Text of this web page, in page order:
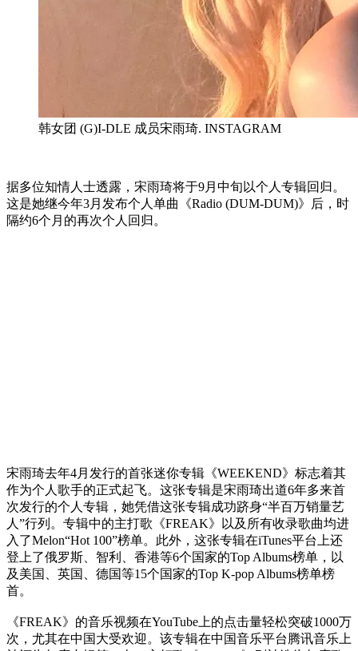
韩女团 (G)I-DLE 成员宋雨琦. INSTAGRAM
据多位知情人士透露，宋雨琦将于9月中旬以个人专辑回归。
这是她继今年3月发布个人单曲《Radio (DUM-DUM)》后，时
隔约6个月的再次个人回归。
宋雨琦去年4月发行的首张迷你专辑《WEEKEND》标志着其
作为个人歌手的正式起飞。这张专辑是宋雨琦出道6年多来首
次发行的个人专辑，她凭借这张专辑成功跻身“半百万销量艺
人”行列。专辑中的主打歌《FREAK》以及所有收录歌曲均进
入了Melon“Hot 100”榜单。此外，这张专辑在iTunes平台上还
登上了俄罗斯、智利、香港等6个国家的Top Albums榜单，以
及美国、英国、德国等15个国家的Top K-pop Albums榜单榜
首。
《FREAK》的音乐视频在YouTube上的点击量轻松突破1000万
次，尤其在中国大受欢迎。该专辑在中国音乐平台腾讯音乐上